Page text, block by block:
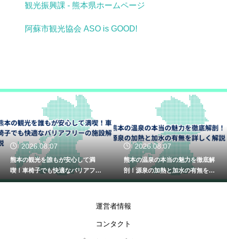
観光振興課 - 熊本県ホームページ
阿蘇市観光協会 ASO is GOOD!
2026.08.07
熊本の観光を誰もが安心して満
喫！車椅子でも快適なバリアフリ
ーの施設解説
2026.08.07
熊本の温泉の本当の魅力を徹底解
剖！源泉の加熱と加水の有無を詳
しく解説
運営者情報
コンタクト